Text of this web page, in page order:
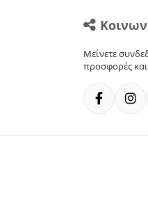
Μείνετε
προσφορές